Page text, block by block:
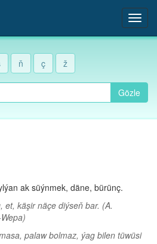
ň ç ž
Gözle
ak süýnmek, däne, bürünç.
et, käşir näçe diýseň bar. (A.
palaw bolmaz, ýag bilen tüwüsi